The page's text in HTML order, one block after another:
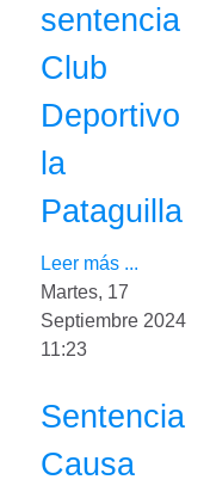
sentencia
Club
Deportivo
la
Pataguilla
Leer más ...
Martes, 17
Septiembre 2024
11:23
Sentencia
Causa